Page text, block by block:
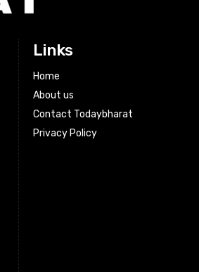
Links
Home
About us
Contact Todaybharat
Privacy Policy